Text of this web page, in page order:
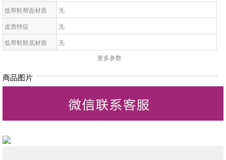
低帮鞋帮面材质
无
皮质特征
无
低帮鞋鞋底材质
无
鞋鞋跟高
无
低帮鞋适用对象
无
女凉鞋适合场合
更多参数
商品图片